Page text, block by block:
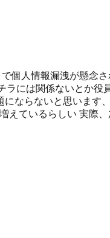
個人情報漏洩が懸念
には関係ないとか役
ならないと思います
えているらしい 実際